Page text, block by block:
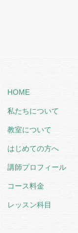
HOME
私たちについて
教室について
はじめての方へ
講師プロフィール
コース料金
レッスン科目